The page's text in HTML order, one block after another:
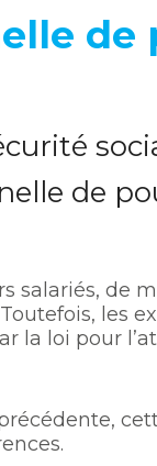
de
de
salariés, de
les
la loi pour